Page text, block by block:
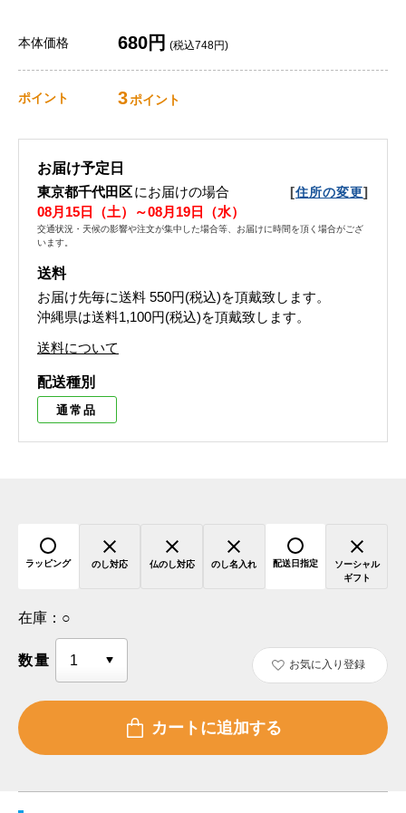
本体価格 680円 (税込748円)
ポイント 3ポイント
お届け予定日
東京都千代田区にお届けの場合 [住所の変更]
08月15日（土）～08月19日（水）
交通状況・天候の影響や注文が集中した場合等、お届けに時間を頂く場合がござ
います。
送料
お届け先毎に送料 550円(税込)を頂戴致します。
沖縄県は送料1,100円(税込)を頂戴致します。
送料について
配送種別
通常品
ラッピング のし対応 仏のし対応 のし名入れ 配送日指定
ソーシャル
ギフト
在庫： ○
数量 お気に入り登録